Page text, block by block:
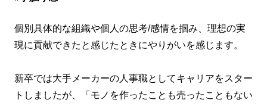
個別具体的な組織や個人の思考/感情を掴み、理想の実
現に貢献できたと感じたときにやりがいを感じます。
新卒では大手メーカーの人事職としてキャリアをスター
トしましたが、「モノを作ったことも売ったこともない